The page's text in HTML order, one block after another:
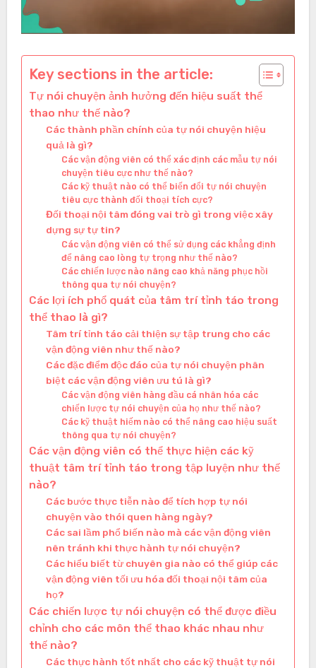
Key sections in the article:
Tự nói chuyện ảnh hưởng đến hiệu suất thể
thao như thế nào?
Các thành phần chính của tự nói chuyện hiệu
quả là gì?
Các vận động viên có thể xác định các mẫu tự nói
chuyện tiêu cực như thế nào?
Các kỹ thuật nào có thể biến đổi tự nói chuyện
tiêu cực thành đối thoại tích cực?
Đối thoại nội tâm đóng vai trò gì trong việc xây
dựng sự tự tin?
Các vận động viên có thể sử dụng các khẳng định
để nâng cao lòng tự trọng như thế nào?
Các chiến lược nào nâng cao khả năng phục hồi
thông qua tự nói chuyện?
Các lợi ích phổ quát của tâm trí tỉnh táo trong
thể thao là gì?
Tâm trí tỉnh táo cải thiện sự tập trung cho các
vận động viên như thế nào?
Các đặc điểm độc đáo của tự nói chuyện phân
biệt các vận động viên ưu tú là gì?
Các vận động viên hàng đầu cá nhân hóa các
chiến lược tự nói chuyện của họ như thế nào?
Các kỹ thuật hiếm nào có thể nâng cao hiệu suất
thông qua tự nói chuyện?
Các vận động viên có thể thực hiện các kỹ
thuật tâm trí tỉnh táo trong tập luyện như thế
nào?
Các bước thực tiễn nào để tích hợp tự nói
chuyện vào thói quen hàng ngày?
Các sai lầm phổ biến nào mà các vận động viên
nên tránh khi thực hành tự nói chuyện?
Các hiểu biết từ chuyên gia nào có thể giúp các
vận động viên tối ưu hóa đối thoại nội tâm của
họ?
Các chiến lược tự nói chuyện có thể được điều
chỉnh cho các môn thể thao khác nhau như
thế nào?
Các thực hành tốt nhất cho các kỹ thuật tự nói